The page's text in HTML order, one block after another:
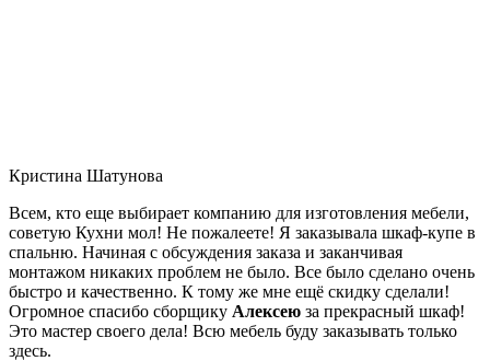
Кристина Шатунова
Всем, кто еще выбирает компанию для изготовления мебели,
советую Кухни мол! Не пожалеете! Я заказывала шкаф-купе в
спальню. Начиная с обсуждения заказа и заканчивая
монтажом никаких проблем не было. Все было сделано очень
быстро и качественно. К тому же мне ещё скидку сделали!
Огромное спасибо сборщику Алексею за прекрасный шкаф!
Это мастер своего дела! Всю мебель буду заказывать только
здесь.